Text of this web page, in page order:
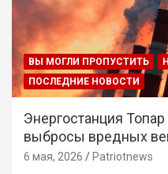
ВЫ МОГЛИ ПРОПУСТИТЬ
ПОСЛЕДНИЕ НОВОСТИ
Энергостанция
выбросы вредных
6 мая, 2026 Patriotnews